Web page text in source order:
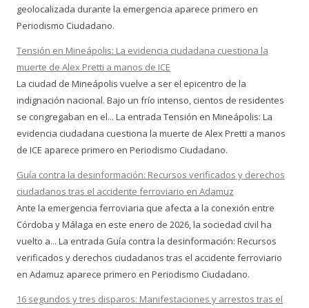
geolocalizada durante la emergencia aparece primero en
Periodismo Ciudadano.
Tensión en Mineápolis: La evidencia ciudadana cuestiona la
muerte de Alex Pretti a manos de ICE
La ciudad de Mineápolis vuelve a ser el epicentro de la
indignación nacional. Bajo un frío intenso, cientos de residentes
se congregaban en el... La entrada Tensión en Mineápolis: La
evidencia ciudadana cuestiona la muerte de Alex Pretti a manos
de ICE aparece primero en Periodismo Ciudadano.
Guía contra la desinformación: Recursos verificados y derechos
ciudadanos tras el accidente ferroviario en Adamuz
Ante la emergencia ferroviaria que afecta a la conexión entre
Córdoba y Málaga en este enero de 2026, la sociedad civil ha
vuelto a... La entrada Guía contra la desinformación: Recursos
verificados y derechos ciudadanos tras el accidente ferroviario
en Adamuz aparece primero en Periodismo Ciudadano.
16 segundos y tres disparos: Manifestaciones y arrestos tras el